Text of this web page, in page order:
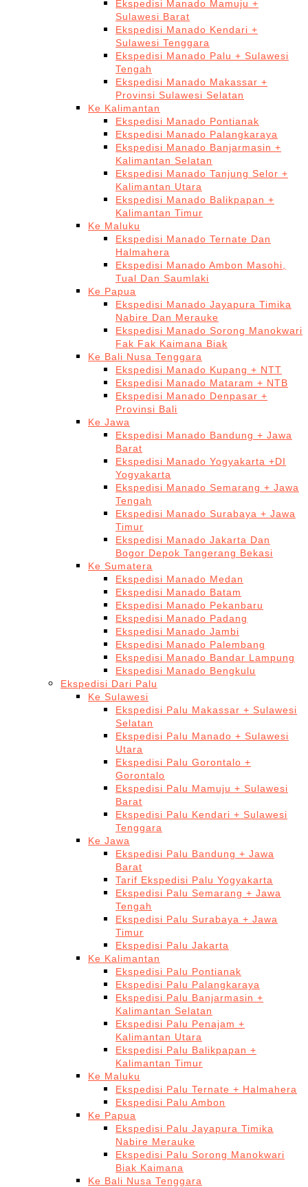
Ekspedisi Manado Mamuju +
Sulawesi Barat
Ekspedisi Manado Kendari +
Sulawesi Tenggara
Ekspedisi Manado Palu + Sulawesi
Tengah
Ekspedisi Manado Makassar +
Provinsi Sulawesi Selatan
Ke Kalimantan
Ekspedisi Manado Pontianak
Ekspedisi Manado Palangkaraya
Ekspedisi Manado Banjarmasin +
Kalimantan Selatan
Ekspedisi Manado Tanjung Selor +
Kalimantan Utara
Ekspedisi Manado Balikpapan +
Kalimantan Timur
Ke Maluku
Ekspedisi Manado Ternate Dan
Halmahera
Ekspedisi Manado Ambon Masohi,
Tual Dan Saumlaki
Ke Papua
Ekspedisi Manado Jayapura Timika
Nabire Dan Merauke
Ekspedisi Manado Sorong Manokwari
Fak Fak Kaimana Biak
Ke Bali Nusa Tenggara
Ekspedisi Manado Kupang + NTT
Ekspedisi Manado Mataram + NTB
Ekspedisi Manado Denpasar +
Provinsi Bali
Ke Jawa
Ekspedisi Manado Bandung + Jawa
Barat
Ekspedisi Manado Yogyakarta +DI
Yogyakarta
Ekspedisi Manado Semarang + Jawa
Tengah
Ekspedisi Manado Surabaya + Jawa
Timur
Ekspedisi Manado Jakarta Dan
Bogor Depok Tangerang Bekasi
Ke Sumatera
Ekspedisi Manado Medan
Ekspedisi Manado Batam
Ekspedisi Manado Pekanbaru
Ekspedisi Manado Padang
Ekspedisi Manado Jambi
Ekspedisi Manado Palembang
Ekspedisi Manado Bandar Lampung
Ekspedisi Manado Bengkulu
Ekspedisi Dari Palu
Ke Sulawesi
Ekspedisi Palu Makassar + Sulawesi
Selatan
Ekspedisi Palu Manado + Sulawesi
Utara
Ekspedisi Palu Gorontalo +
Gorontalo
Ekspedisi Palu Mamuju + Sulawesi
Barat
Ekspedisi Palu Kendari + Sulawesi
Tenggara
Ke Jawa
Ekspedisi Palu Bandung + Jawa
Barat
Tarif Ekspedisi Palu Yogyakarta
Ekspedisi Palu Semarang + Jawa
Tengah
Ekspedisi Palu Surabaya + Jawa
Timur
Ekspedisi Palu Jakarta
Ke Kalimantan
Ekspedisi Palu Pontianak
Ekspedisi Palu Palangkaraya
Ekspedisi Palu Banjarmasin +
Kalimantan Selatan
Ekspedisi Palu Penajam +
Kalimantan Utara
Ekspedisi Palu Balikpapan +
Kalimantan Timur
Ke Maluku
Ekspedisi Palu Ternate + Halmahera
Ekspedisi Palu Ambon
Ke Papua
Ekspedisi Palu Jayapura Timika
Nabire Merauke
Ekspedisi Palu Sorong Manokwari
Biak Kaimana
Ke Bali Nusa Tenggara